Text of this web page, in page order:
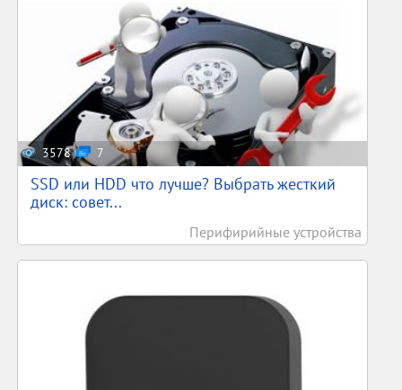
3578 7
SSD или HDD что лучше? Выбрать жесткий
диск: совет...
Перифирийные устройства